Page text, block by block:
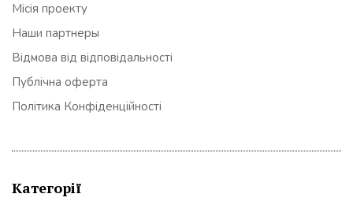
Місія проекту
Наши партнеры
Відмова від відповідальності
Публічна оферта
Політика Конфіденційності
Категорії